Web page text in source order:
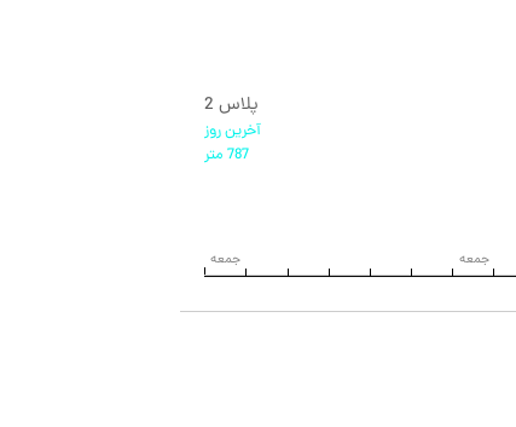
پلاس 2
آخرين روز
787 متر
جمعه جمعه